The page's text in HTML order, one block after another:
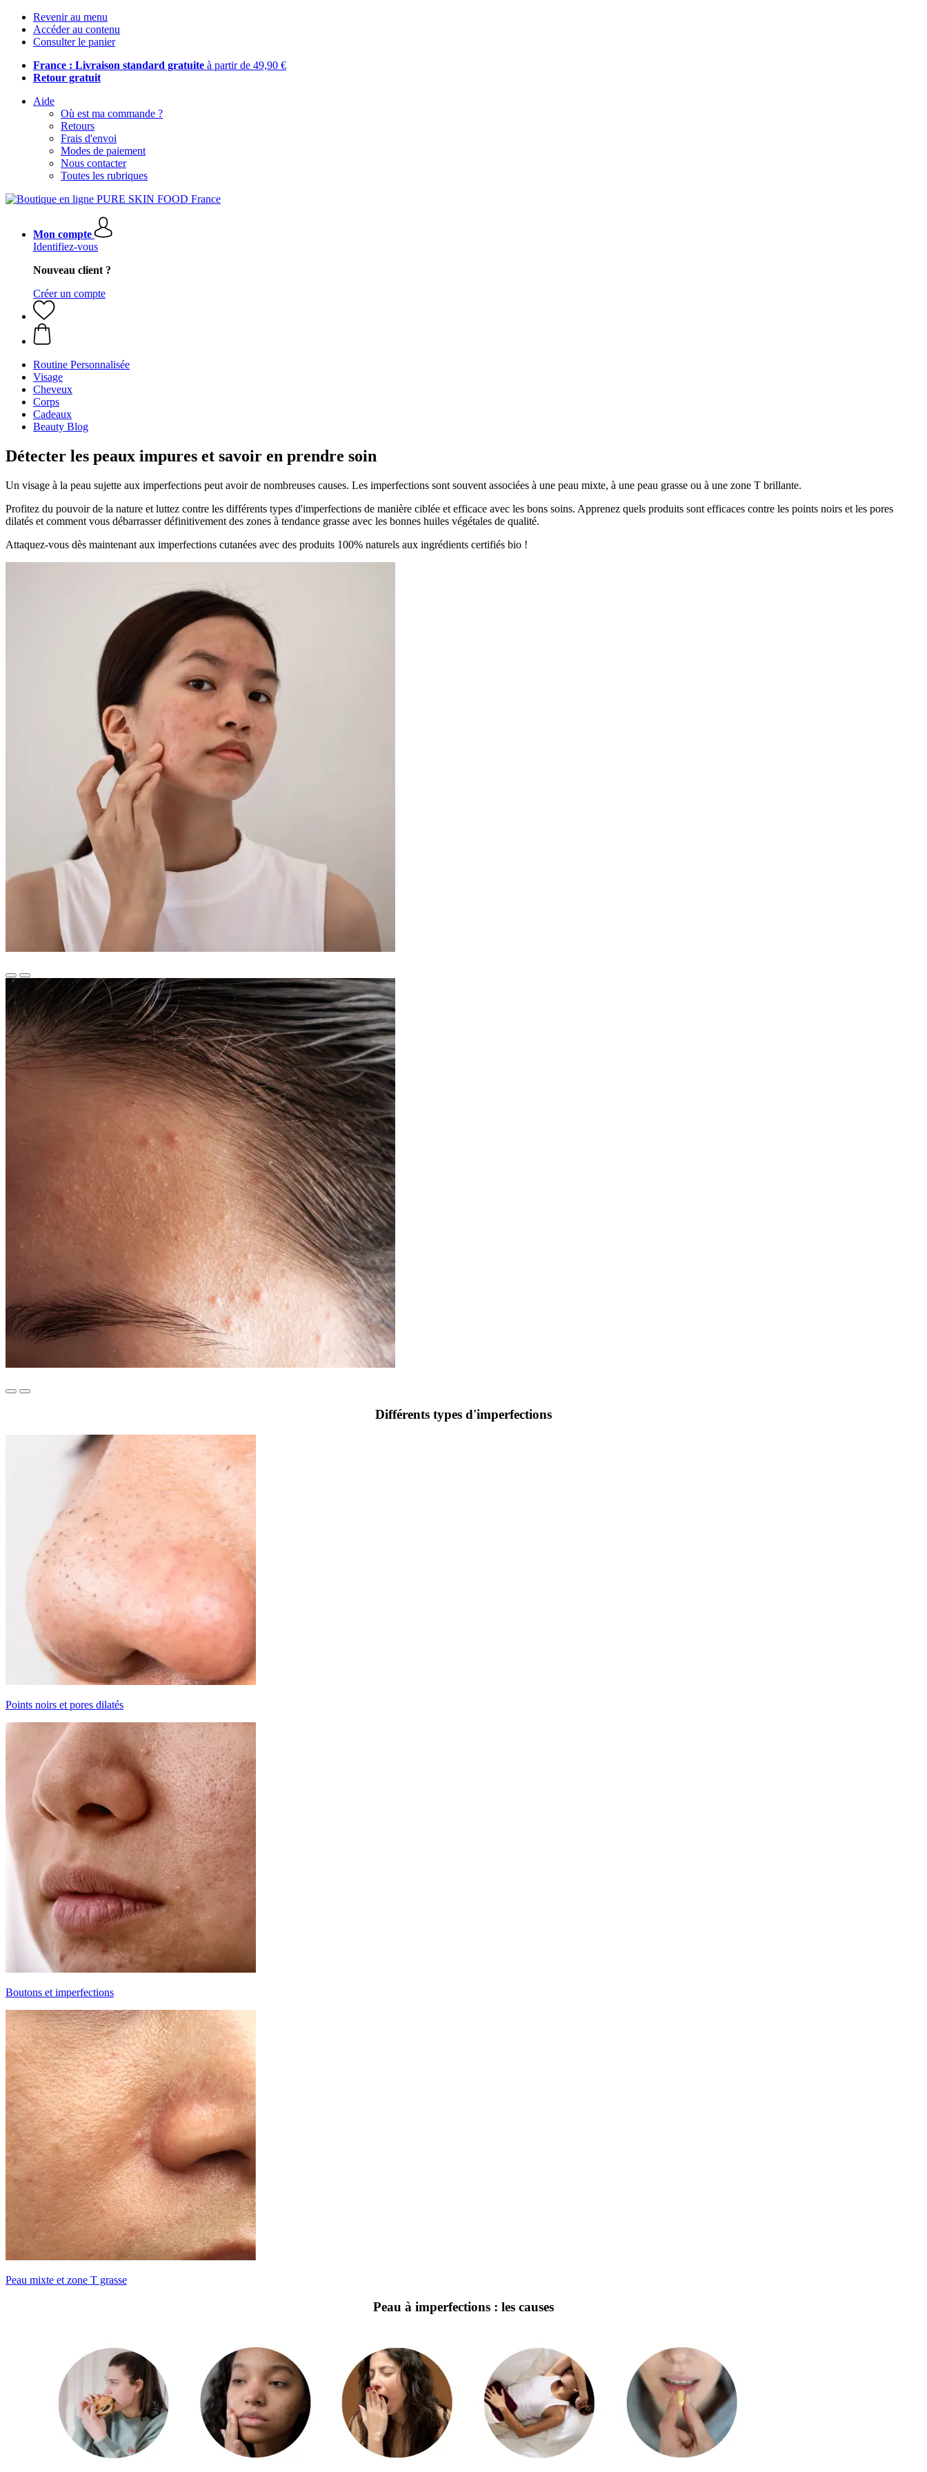
Revenir au menu
Accéder au contenu
Consulter le panier
France : Livraison standard gratuite à partir de 49,90 €
Retour gratuit
Aide
Où est ma commande ?
Retours
Frais d'envoi
Modes de paiement
Nous contacter
Toutes les rubriques
Mon compte
Identifiez-vous
Nouveau client ?
Créer un compte
Routine Personnalisée
Visage
Cheveux
Corps
Cadeaux
Beauty Blog
Détecter les peaux impures et savoir en prendre soin
Un visage à la peau sujette aux imperfections peut avoir de nombreuses causes. Les imperfections sont souvent associées à une peau mixte, à une peau grasse ou à une zone T brillante.
Profitez du pouvoir de la nature et luttez contre les différents types d'imperfections de manière ciblée et efficace avec les bons soins. Apprenez quels produits sont efficaces contre les points noirs et les pores
dilatés et comment vous débarrasser définitivement des zones à tendance grasse avec les bonnes huiles végétales de qualité.
Attaquez-vous dès maintenant aux imperfections cutanées avec des produits 100% naturels aux ingrédients certifiés bio !
Différents types d'imperfections
Points noirs et pores dilatés
Boutons et imperfections
Peau mixte et zone T grasse
Peau à imperfections : les causes